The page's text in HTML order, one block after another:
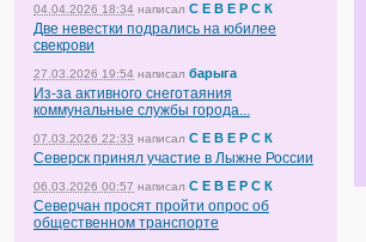
04.04.2026 18:34 написал С Е В Е Р С К
Две невестки подрались на юбилее
свекрови
27.03.2026 19:54 написал барыга
Из-за активного снеготаяния
коммунальные службы города...
07.03.2026 22:33 написал С Е В Е Р С К
Северск принял участие в Лыжне России
06.03.2026 00:57 написал С Е В Е Р С К
Северчан просят пройти опрос об
общественном транспорте